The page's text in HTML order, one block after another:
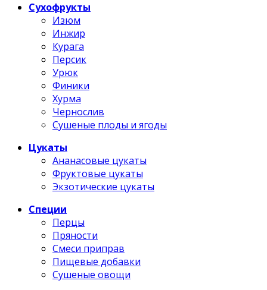
Сухофрукты
Изюм
Инжир
Курага
Персик
Урюк
Финики
Хурма
Чернослив
Сушеные плоды и ягоды
Цукаты
Ананасовые цукаты
Фруктовые цукаты
Экзотические цукаты
Специи
Перцы
Пряности
Смеси приправ
Пищевые добавки
Сушеные овощи